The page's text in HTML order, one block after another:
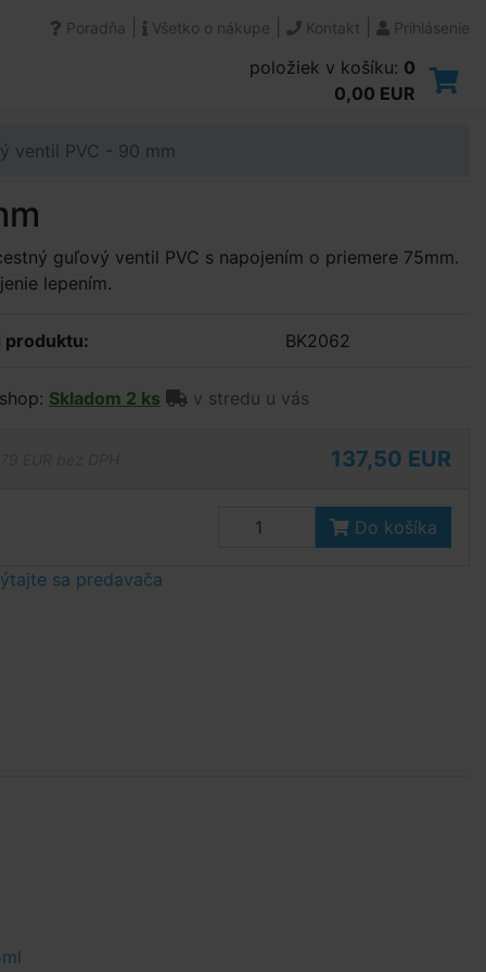
Poradňa Všetko o nákupe Kontakt Prihlásenie
položiek v košíku: 0
0,00 EUR
ventil PVC - 90 mm
guľový ventil PVC s napojením o priemere 75mm.
lepením.
produktu: BK2062
Skladom 2 ks v stredu u vás
137,50 EUR
Do košíka
sa predavača